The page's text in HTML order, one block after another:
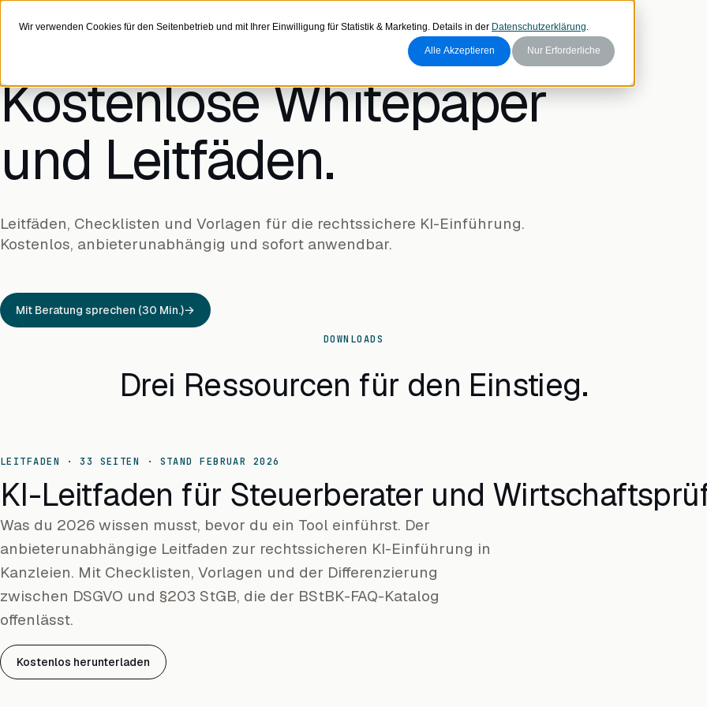
Wir verwenden Cookies für den Seitenbetrieb und mit Ihrer Einwilligung für Statistik & Marketing. Details in der Datenschutzerklärung.
Alle Akzeptieren Nur Erforderliche
Kostenlose Whitepaper
und Leitfäden.
Leitfäden, Checklisten und Vorlagen für die rechtssichere KI-Einführung.
Kostenlos, anbieterunabhängig und sofort anwendbar.
Mit Beratung sprechen (30 Min.)
DOWNLOADS
Drei Ressourcen für den Einstieg.
LEITFADEN · 33 SEITEN · STAND FEBRUAR 2026
KI-Leitfaden für Steuerberater und
Was du 2026 wissen musst, bevor du ein Tool einführst. Der
anbieterunabhängige Leitfaden zur rechtssicheren KI-Einführung in
Kanzleien. Mit Checklisten, Vorlagen und der Differenzierung
zwischen DSGVO und §203 StGB, die der BStBK-FAQ-Katalog
offenlässt.
Kostenlos herunterladen